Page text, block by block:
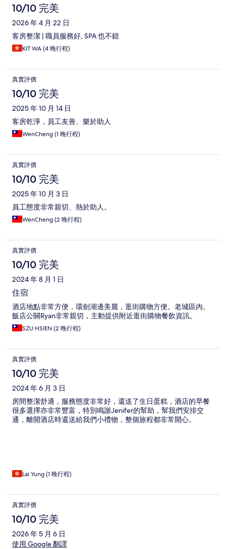
價
10/10 完美
2026 年 4 月 22 日
客房整潔 | 職員服務好, SPA 也不錯
KIT WA (4 晚行程)
真實評價
10/10 完美
2025 年 10 月 14 日
客房乾淨，員工友善、樂於助人
WenCheng (1 晚行程)
真實評價
10/10 完美
2025 年 10 月 3 日
員工態度非常親切、熱於助人。
WenCheng (2 晚行程)
真實評價
10/10 完美
2024 年 8 月 1 日
住宿
酒店地點非常方便，環劍湖邊美麗，逛街購物方便。老城區內。
飯店公關Ryan非常親切，主動提供附近逛街購物餐飲資訊。
SZU HSIEN (2 晚行程)
真實評價
10/10 完美
2024 年 6 月 3 日
房間整潔舒適，服務態度非常好，還送了生日蛋糕，酒店的早餐
很多選擇亦非常豐富，特別鳴謝Jenifer的幫助，幫我們安排交
通，離開酒店時還送給我們小禮物，整個旅程都非常開心。
Lai Yung (1 晚行程)
真實評價
10/10 完美
2026 年 5 月 6 日
使用 Google 翻譯